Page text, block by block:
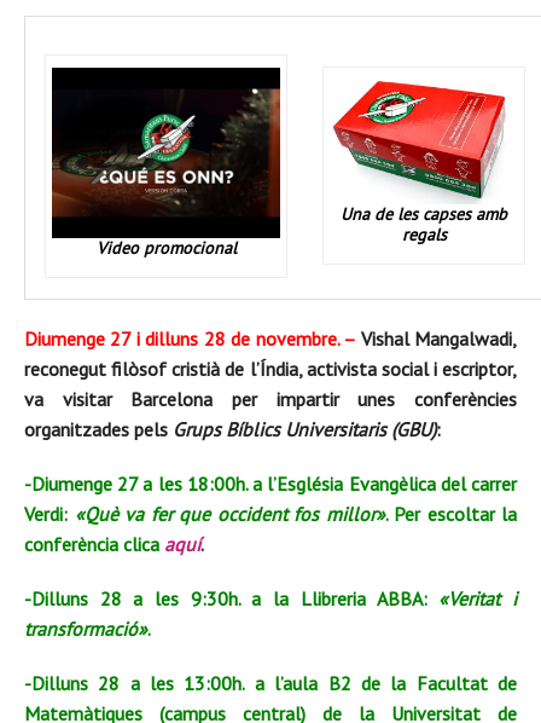
Video promocional
Una de les capses amb
regals
Diumenge 27 i dilluns 28 de novembre. – Vishal Mangalwadi,
reconegut filòsof cristià de l’Índia, activista social i escriptor,
va visitar Barcelona per impartir unes conferències
organitzades pels Grups Bíblics Universitaris (GBU):
-Diumenge 27 a les 18:00h. a l’Església Evangèlica del carrer
Verdi: «Què va fer que occident fos millor». Per escoltar la
conferència clica aquí.
-Dilluns 28 a les 9:30h. a la Llibreria ABBA: «Veritat i
transformació».
-Dilluns 28 a les 13:00h. a l’aula B2 de la Facultat de
Matemàtiques (campus central) de la Universitat de